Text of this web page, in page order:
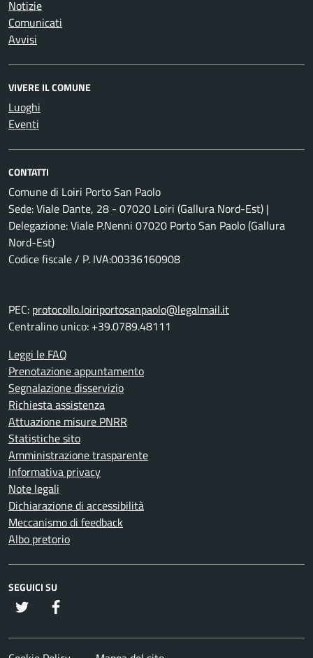
Notizie
Comunicati
Avvisi
VIVERE IL COMUNE
Luoghi
Eventi
CONTATTI
Comune di Loiri Porto San Paolo
Sede: Viale Dante, 28 - 07020 Loiri (Gallura Nord-Est) |
Delegazione: Viale P.Nenni 07020 Porto San Paolo (Gallura
Nord-Est)
Codice fiscale / P. IVA:00336160908
PEC: protocollo.loiriportosanpaolo@legalmail.it
Centralino unico: +39.0789.48111
Leggi le FAQ
Prenotazione appuntamento
Segnalazione disservizio
Richiesta assistenza
Attuazione misure PNRR
Statistiche sito
Amministrazione trasparente
Informativa privacy
Note legali
Dichiarazione di accessibilità
Meccanismo di feedback
Albo pretorio
SEGUICI SU
twitter